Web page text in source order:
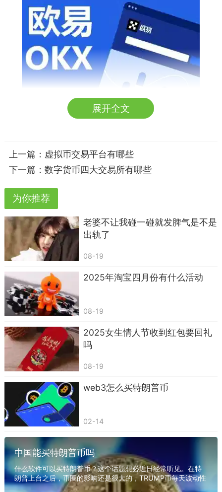
必安交易所：币安（官方下载）
一点主流币，以备不时之需。若持有BNB，交易手
续费仅为0.05%。虚拟货币交易平台中, 币安也是一
币交易平台,也在逐渐发展成为加密生态基础设施提
供商。它吸引了很多投资者的关注,市场价值很高。
‌火币交易所‌：作为行业领导者之一，火币交易
所提供安全、稳定和透明的交易环境，是全球领先
的数字货币交易平台之一。
CoinbasePro：CoinbasePro总部设立在美国,
为用户提供安全的平台,方便用户进行各种数字资产
投資。CoinbasePro平 台界面简洁易用,包括实时订
单查询、图表工具、交易历史记录和简单的订单流
程。
狗狗币的由来
狗狗币由来：狗狗币起始于一个玩笑。其创始
人之一Billy Markus逛社区论坛发现，狗狗的图片
在各种论坛(特别是reddit论坛)上面很火，于是就开
玩笑说要创立一个数字货币，并且命名为Dogecoin
狗狗币。后面在其成立狗狗币官网之后（见如下链
接），与另外一个在Adobe任职的工程师Jackson
Palmer一拍即合，最终编写并于2013年12月8日发
布了狗狗币程序，其实就是Control +C，Control +
展开全文
上一篇： 虚拟币交易平台有哪些
下一篇： 数字货币四大交易所有哪些
为你推荐
老婆不让我碰一碰就发脾气是不是
出轨了
08-19
2025年淘宝四月份有什么活动
08-19
2025女生情人节收到红包要回礼
吗
08-19
web3怎么买特朗普币
02-14
中国能买特朗普币吗
什么软件可以买特朗普币？这个话题想必近日经常听见。在特
朗普上台之后，币圈的影响还是很大的，TRUMP币每天波动性
挺大，都在20%到50%左右的波动，那在国内怎么...